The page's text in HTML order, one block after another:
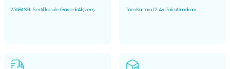
256Bit SSL Sertifikası ile Güvenli Alışveriş Tüm Kartlara 12 Ay Taksit İmakanı